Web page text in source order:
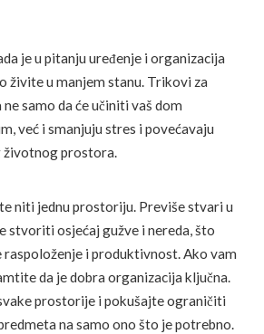
je u pitanju uređenje i organizacija
živite u manjem stanu. Trikovi za
samo da će učiniti vaš dom
već i smanjuju stres i povećavaju
životnog prostora.
niti jednu prostoriju. Previše stvari u
stvoriti osjećaj gužve i nereda, što
raspoloženje i produktivnost. Ako vam
da je dobra organizacija ključna.
prostorije i pokušajte ograničiti
na samo ono što je potrebno.